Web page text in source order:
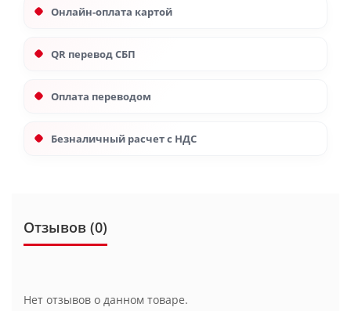
Онлайн-оплата картой
QR перевод СБП
Оплата переводом
Безналичный расчет с НДС
Отзывов (0)
Нет отзывов о данном товаре.